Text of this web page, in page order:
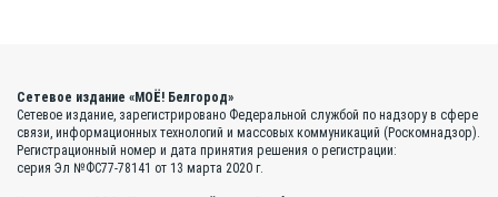
Сетевое издание «МОЁ! Белгород»
Сетевое издание, зарегистрировано Федеральной службой по надзору в сфере
связи, информационных технологий и массовых коммуникаций (Роскомнадзор).
Регистрационный номер и дата принятия решения о регистрации:
серия Эл №ФС77-78141 от 13 марта 2020 г.